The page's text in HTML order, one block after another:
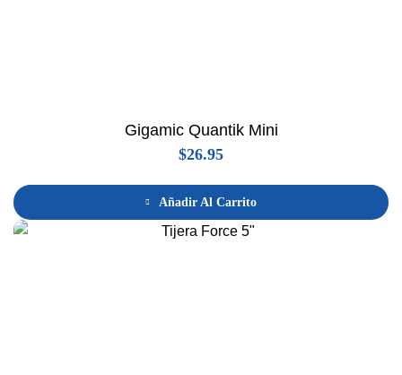
Gigamic Quantik Mini
$26.95
Añadir Al Carrito